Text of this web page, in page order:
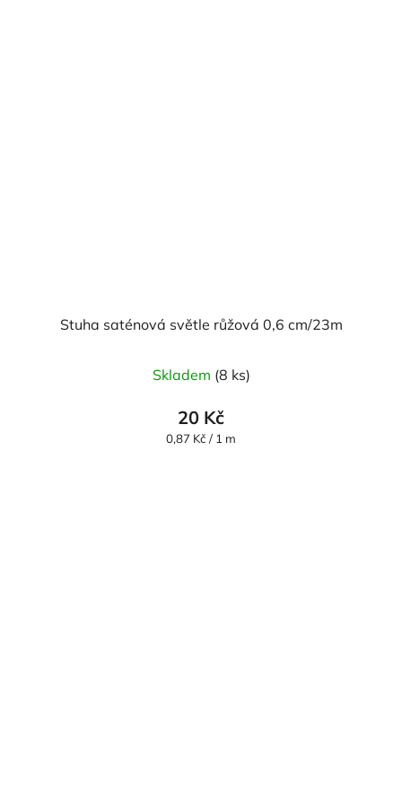
Stuha saténová světle růžová 0,6 cm/23m
Skladem (8 ks)
20 Kč
Měrná
0,87 Kč / 1 m